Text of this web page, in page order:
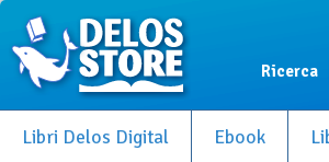
Ricerca
Libri Delos Digital Ebook